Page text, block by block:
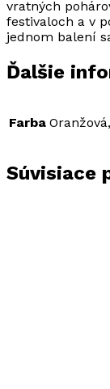
vratných
festivaloch a v
jednom balení
Ďalšie
Farba
Súvisiace